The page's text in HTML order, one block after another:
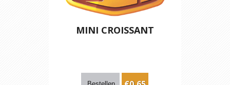
MINI CROISSANT